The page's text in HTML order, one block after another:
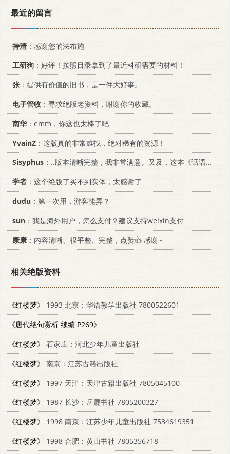
最近的留言
持清：感谢您的法布施
工研狗 ：好评！按照目录拿到了最近科研需要的材料！
张：提供有价值的旧书，是一件大好事。
电子管收 ：寻求绝版老资料，谢谢你的收藏。
南华：emm，你这也太棒了吧
YvainZ ：这版真的非常难找，绝对稀有的资源！
Sisyphus ：..版本清晰完整，我非常满意。又及，这本《话语的真相》...
学者 ：这个绝版了买不到实体，太感谢了
dudu ：第一次用，游客能弄？
sun ：我是海外用户，怎么支付？建议支持weixin支付
康康 ：内容清晰、很平整、完整，点赞👍 感谢~
相关绝版资料
《红楼梦》
1993 北京：华语教学出版社 7800522601
《唐代绝句赏析 续编 P269》
《红楼梦》
石家庄：河北少年儿童出版社
《红楼梦》
南京：江苏古籍出版社
《红楼梦》
1997 天津：天津古籍出版社 7805045100
《红楼梦》
1987 长沙：岳麓书社 7805200327
《红楼梦》
1998 南京：江苏少年儿童出版社 7534619351
《红楼梦》
1998 合肥：黄山书社 7805356718